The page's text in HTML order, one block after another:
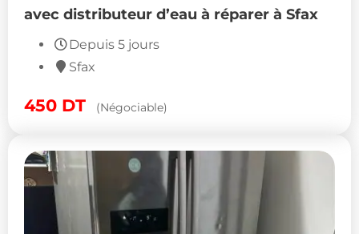
avec distributeur d’eau à réparer à Sfax
Depuis 5 jours
Sfax
450 DT (Négociable)